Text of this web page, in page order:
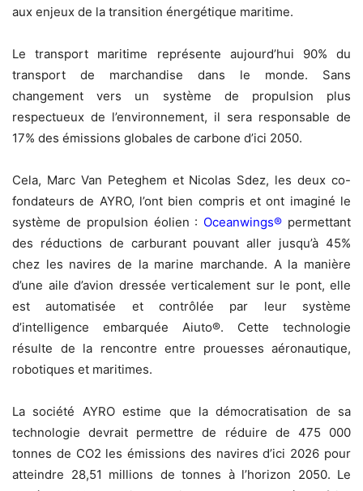
aux enjeux de la transition énergétique maritime.
Le transport maritime représente aujourd’hui 90% du
transport de marchandise dans le monde. Sans
changement vers un système de propulsion plus
respectueux de l’environnement, il sera responsable de
17% des émissions globales de carbone d’ici 2050.
Cela, Marc Van Peteghem et Nicolas Sdez, les deux co-
fondateurs de AYRO, l’ont bien compris et ont imaginé le
système de propulsion éolien : Oceanwings® permettant
des réductions de carburant pouvant aller jusqu’à 45%
chez les navires de la marine marchande. A la manière
d’une aile d’avion dressée verticalement sur le pont, elle
est automatisée et contrôlée par leur système
d’intelligence embarquée Aiuto®. Cette technologie
résulte de la rencontre entre prouesses aéronautique,
robotiques et maritimes.
La société AYRO estime que la démocratisation de sa
technologie devrait permettre de réduire de 475 000
tonnes de CO2 les émissions des navires d’ici 2026 pour
atteindre 28,51 millions de tonnes à l’horizon 2050. Le